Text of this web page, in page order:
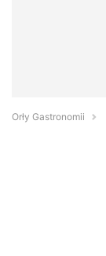
Orły Gastronomii